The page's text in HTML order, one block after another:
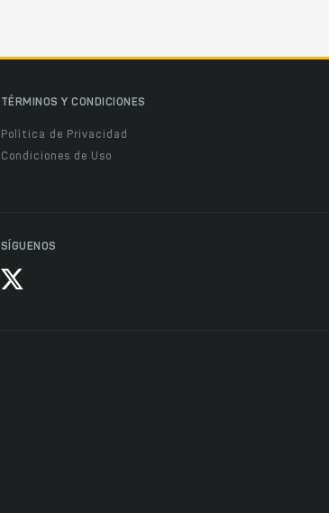
TÉRMINOS Y CONDICIONES
Política de Privacidad
Condiciones de Uso
SÍGUENOS